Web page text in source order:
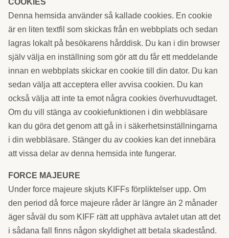
COOKIES
Denna hemsida använder så kallade cookies. En cookie
är en liten textfil som skickas från en webbplats och sedan
lagras lokalt på besökarens hårddisk. Du kan i din browser
själv välja en inställning som gör att du får ett meddelande
innan en webbplats skickar en cookie till din dator. Du kan
sedan välja att acceptera eller avvisa cookien. Du kan
också välja att inte ta emot några cookies överhuvudtaget.
Om du vill stänga av cookiefunktionen i din webbläsare
kan du göra det genom att gå in i säkerhetsinställningarna
i din webbläsare. Stänger du av cookies kan det innebära
att vissa delar av denna hemsida inte fungerar.
FORCE MAJEURE
Under force majeure skjuts KIFFs förpliktelser upp. Om
den period då force majeure råder är längre än 2 månader
äger såväl du som KIFF rätt att upphäva avtalet utan att det
i sådana fall finns någon skyldighet att betala skadestånd.